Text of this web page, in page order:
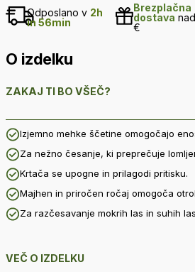
krtača
količina
Odposlano v 2h
in 56min
Brezplačna
dostava
€
O izdelku
ZAKAJ TI BO VŠEČ?
Izjemno mehke ščetine omogočajo
Za nežno česanje, ki preprečuje
Krtača se upogne in prilagodi pritisku.
Majhen in priročen ročaj omogoča
Za razčesavanje mokrih las in suhih
VEČ O IZDELKU